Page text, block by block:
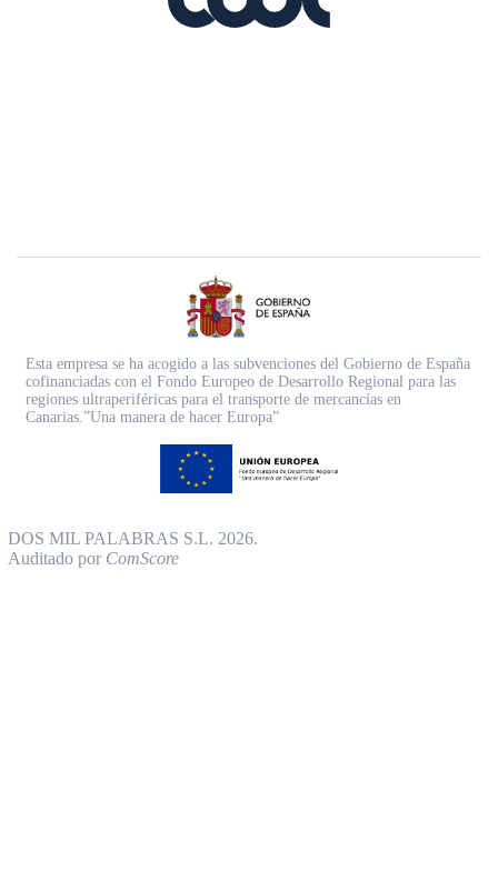
Esta empresa se ha acogido a las subvenciones del Gobierno de España
cofinanciadas con el Fondo Europeo de Desarrollo Regional para las
regiones ultraperiféricas para el transporte de mercancías en
Canarias.”Una manera de hacer Europa”
DOS MIL PALABRAS S.L. 2026.
Auditado por ComScore